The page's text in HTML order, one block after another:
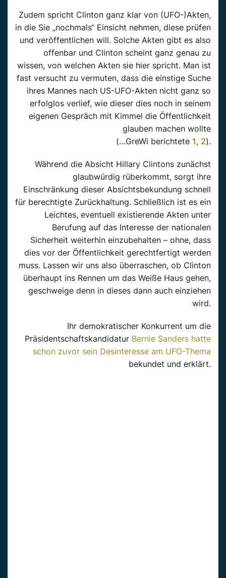
Zudem spricht Clinton ganz klar von (UFO-)Akten,
in die Sie „nochmals“ Einsicht nehmen, diese prüfen
und veröffentlichen will. Solche Akten gibt es also
offenbar und Clinton scheint ganz genau zu
wissen, von welchen Akten sie hier spricht. Man ist
fast versucht zu vermuten, dass die einstige Suche
ihres Mannes nach US-UFO-Akten nicht ganz so
erfolglos verlief, wie dieser dies noch in seinem
eigenen Gespräch mit Kimmel die Öffentlichkeit
glauben machen wollte
(…GreWi berichtete 1, 2).
Während die Absicht Hillary Clintons zunächst
glaubwürdig rüberkommt, sorgt ihre
Einschränkung dieser Absichtsbekundung schnell
für berechtigte Zurückhaltung. Schließlich ist es ein
Leichtes, eventuell existierende Akten unter
Berufung auf das Interesse der nationalen
Sicherheit weiterhin einzubehalten – ohne, dass
dies vor der Öffentlichkeit gerechtfertigt werden
muss. Lassen wir uns also überraschen, ob Clinton
überhaupt ins Rennen um das Weiße Haus gehen,
geschweige denn in dieses dann auch einziehen
wird.
Ihr demokratischer Konkurrent um die
Präsidentschaftskandidatur Bernie Sanders hatte
schon zuvor sein Desinteresse am UFO-Thema
bekundet und erklärt.